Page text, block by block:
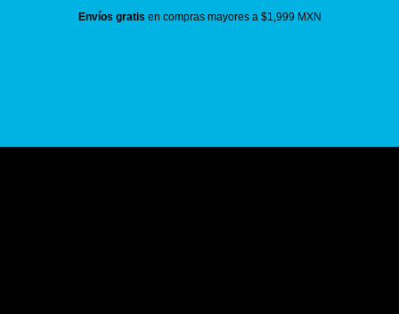
Envíos gratis en compras mayores a $1,999 MXN